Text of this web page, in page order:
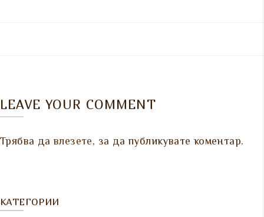
LEAVE YOUR COMMENT
Трябва давлезете, за да публикувате коментар.
КАТЕГОРИИ